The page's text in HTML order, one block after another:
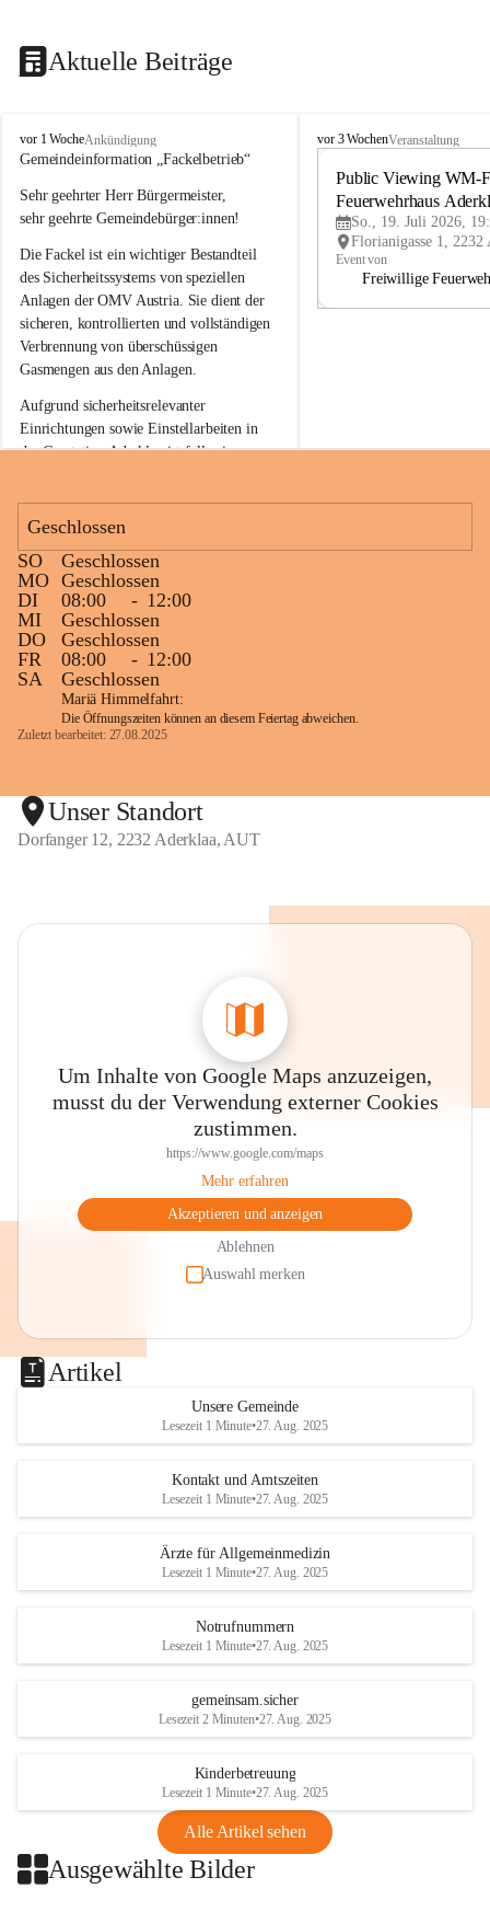
Aktuelle Beiträge
A
d
r
k
a
a
vor 1 WocheAnkündigung
Gemeindeinformation „Fackelbetrieb“
Sehr geehrter Herr Bürgermeister,
sehr geehrte Gemeindebürger:innen!
Die Fackel ist ein wichtiger Bestandteil
des Sicherheitssystems von speziellen
Anlagen der OMV Austria. Sie dient der
sicheren, kontrollierten und vollständigen
Verbrennung von überschüssigen
Gasmengen aus den Anlagen.
Aufgrund sicherheitsrelevanter
Einrichtungen sowie Einstellarbeiten in
der Gasstation Aderklaa ist fallweise
kommenden Tagen und Wochen wird
sein.
Die OMV Austria ist bemüht, für die
Bevölkerung ungewohnte, jedoch
technisch notwendige Betriebszustände so
kurz wie möglich zu halten.
Wir bitten daher die umliegende
Bevölkerung um Verständnis.
Glück Auf!
OMV Austria Exploration & Production
Anrainerservice
Sehr geehrte Damen und Herren!
Die OMV wird im Zuge von
Wartungsarbeiten
am Montag, 10. August 2026 auf der
Flammenerscheinungen kommen.
Mitarbeiter der OMV sind vor Ort und
haben alle Sicherheitsvorkehrungen
Danke für Ihr Verständnis.
Alarmdienst
OMV AustriaExploration & Production
omv.alarmdienst@kontraktor.at
http://www.omv.com
A
vor 3 WochenVeranstaltung
Public Viewing WM-
Feuerwehrhaus
So., 19. Juli 2026,
Event von
Freiwillige
Geschlossen
SO
Geschlossen
MO Geschlossen
DI
08:00 - 12:00
MI
Geschlossen
DO
Geschlossen
FR
08:00 - 12:00
SA
Geschlossen
Mariä Himmelfahrt:
Die Öffnungszeiten können an diesem Feiertag abweichen.
Zuletzt bearbeitet: 27.08.2025
Unser Standort
Dorfanger 12, 2232 Aderklaa, AUT
Um Inhalte von Google Maps anzuzeigen,
musst du der Verwendung externer Cookies
zustimmen.
https://www.google.com/maps
Mehr erfahren
Akzeptieren und anzeigen
Ablehnen
Auswahl merken
Artikel
Unsere Gemeinde
Lesezeit 1 Minute•27. Aug. 2025
Kontakt und Amtszeiten
Lesezeit 1 Minute•27. Aug. 2025
Ärzte für Allgemeinmedizin
Lesezeit 1 Minute•27. Aug. 2025
Notrufnummern
Lesezeit 1 Minute•27. Aug. 2025
gemeinsam.sicher
Lesezeit 2 Minuten•27. Aug. 2025
Kinderbetreuung
Lesezeit 1 Minute•27. Aug. 2025
Alle Artikel sehen
Ausgewählte Bilder